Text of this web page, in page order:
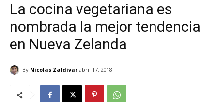
La cocina vegetariana es
nombrada la mejor tendencia
en Nueva Zelanda
By Nicolas Zaldivar abril 17, 2018